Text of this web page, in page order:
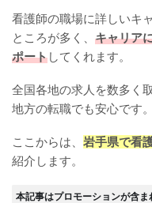
看護師の職場に詳しいキ
ところが多く、 キャリア
ポートしてくれます。
全国各地の求人を数多く
地方の転職でも安心です。
ここからは、 岩手県で看
紹介します。
本記事はプロモーションが含ま